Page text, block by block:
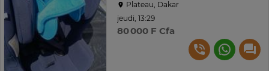
Plateau, Dakar
jeudi, 13:29
80 000 F Cfa